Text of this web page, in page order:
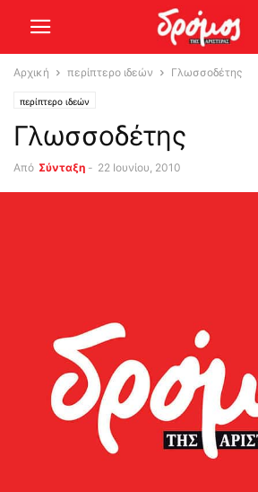
Αρχική περίπτερο ιδεών Γλωσσοδέτης
περίπτερο ιδεών
Γλωσσοδέτης
Από Σύνταξη - 22 Ιουνίου, 2010